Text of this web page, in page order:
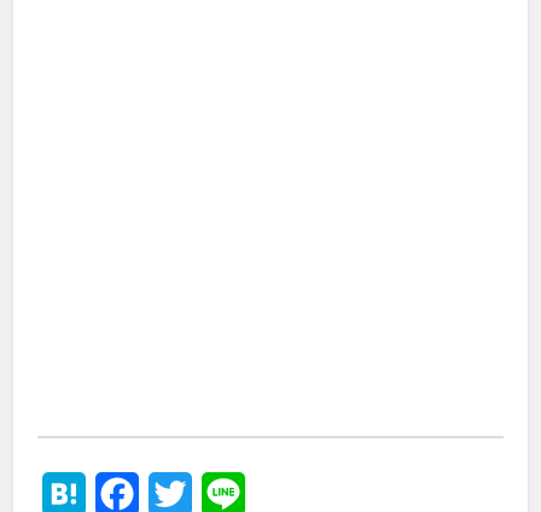
Hatena Facebook
Twitter